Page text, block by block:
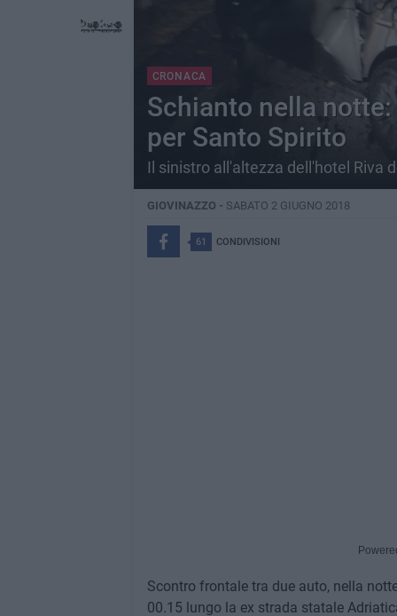
CRONACA
Schianto nella
per Santo Spirito
Il sinistro all'altezza dell'hotel Riva
GIOVINAZZO - SABATO 2 GIUGNO 2018
61 CONDIVISIONI
Scontro frontale tra due auto, nella
00.15 lungo la ex strada statale